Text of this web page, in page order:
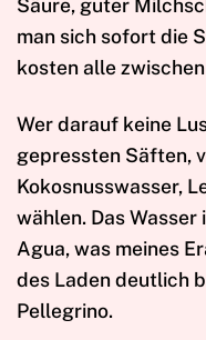
man sich sofort die
kosten alle
Wer darauf keine
gepressten Säften,
Kokosnusswasser,
wählen. Das
Agua, was meines
des Laden deutlich
Pellegrino.